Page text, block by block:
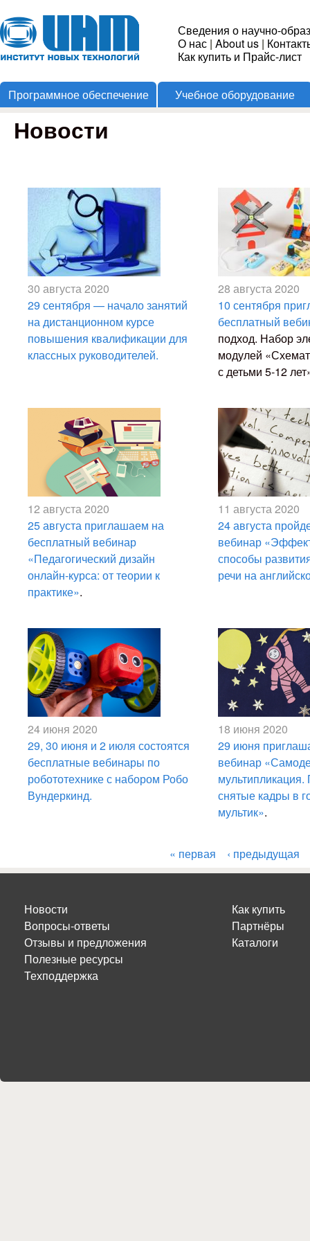
Институт
Новых
Технологий
Сведения о научно-
О нас | About us |
Как купить и Прайс-лист
Программное обеспечение Учебное оборудование
Новости
30 августа 2020
29 сентября — начало занятий
на дистанционном курсе
повышения квалификации для
классных руководителей.
28 августа 2020
10 сентября
бесплатный
подход. Набор
модулей «
с детьми 5-12 лет
12 августа 2020
25 августа приглашаем на
бесплатный вебинар
«Педагогический дизайн
онлайн-курса: от теории к
практике».
11 августа 2020
24 августа
вебинар
способы
речи на
24 июня 2020
29, 30 июня и 2 июля состоятся
бесплатные вебинары по
робототехнике с набором Робо
Вундеркинд.
18 июня 2020
29 июня
вебинар
снятые кадры в
мультик».
Страницы
« первая ‹ предыдущая
Новости
Вопросы-ответы
Отзывы и предложения
Полезные ресурсы
Техподдержка
Как купить
Партнёры
Каталоги